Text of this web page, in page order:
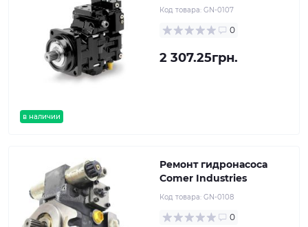
в наличии
Код товара: GN-0107
0
2 307.25грн.
Ремонт гидронасоса
Comer Industries
Код товара: GN-0108
0